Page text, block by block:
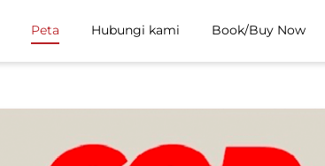
Peta Hubungi kami Book/Buy Now